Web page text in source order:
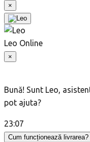
×
Leo Online
×
Bună! Sunt Leo,
pot ajuta?
23:07
Cum funcționează livrarea?